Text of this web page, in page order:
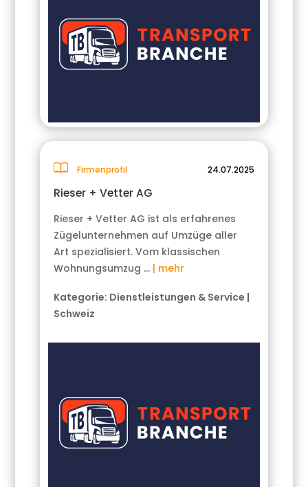
Firmenprofil 24.07.2025
Rieser + Vetter AG
Rieser + Vetter AG ist als erfahrenes
Zügelunternehmen auf Umzüge aller
Art spezialisiert. Vom klassischen
Wohnungsumzug … | mehr
Kategorie: Dienstleistungen & Service |
Schweiz